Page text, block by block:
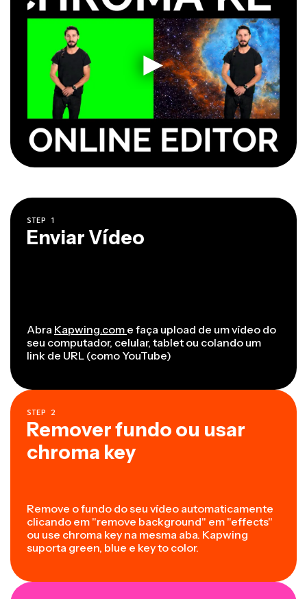
STEP 1
Enviar Vídeo
Abra Kapwing.com e faça upload de um vídeo do
seu computador, celular, tablet ou colando um
link de URL (como YouTube)
STEP 2
Remover fundo ou usar
chroma key
Remove o fundo do seu vídeo automaticamente
clicando em "remove background" em "effects"
ou use chroma key na mesma aba. Kapwing
suporta green, blue e key to color.